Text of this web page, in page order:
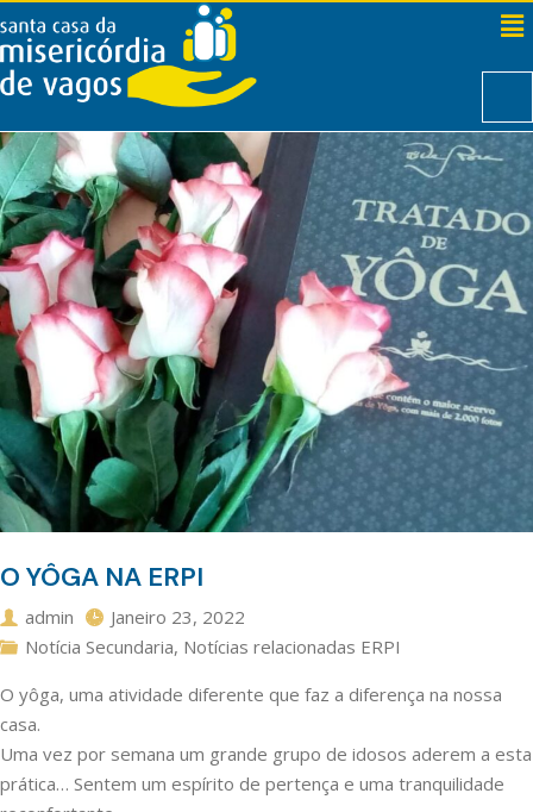
O YÔGA NA ERPI
admin
Janeiro 23, 2022
Notícia Secundaria, Notícias relacionadas ERPI
O yôga, uma atividade diferente que faz a diferença na nossa
casa.
Uma vez por semana um grande grupo de idosos aderem a esta
prática… Sentem um espírito de pertença e uma tranquilidade